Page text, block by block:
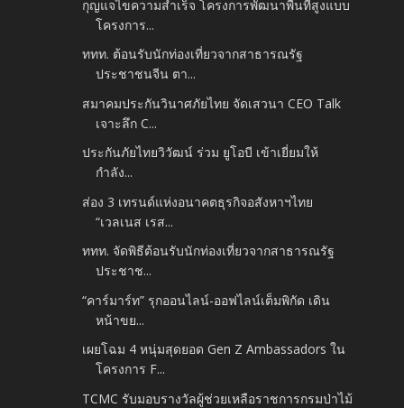
กุญแจไขความสำเร็จ โครงการพัฒนาพื้นที่สูงแบบ
โครงการ...
ททท. ต้อนรับนักท่องเที่ยวจากสาธารณรัฐ
ประชาชนจีน ตา...
สมาคมประกันวินาศภัยไทย จัดเสวนา CEO Talk
เจาะลึก C...
ประกันภัยไทยวิวัฒน์ ร่วม ยูโอบี เข้าเยี่ยมให้
กำลัง...
ส่อง 3 เทรนด์แห่งอนาคตธุรกิจอสังหาฯไทย
“เวลเนส เรส...
ททท. จัดพิธีต้อนรับนักท่องเที่ยวจากสาธารณรัฐ
ประชาช...
“คาร์มาร์ท” รุกออนไลน์-ออฟไลน์เต็มพิกัด เดิน
หน้าขย...
เผยโฉม 4 หนุ่มสุดยอด Gen Z Ambassadors ใน
โครงการ F...
TCMC รับมอบรางวัลผู้ช่วยเหลือราชการกรมป่าไม้